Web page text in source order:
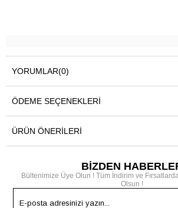
YORUMLAR(0)
ÖDEME SEÇENEKLERI
ÜRÜN ÖNERILERI
BİZDEN
Bültenimize Üye Olun ! Tüm İndirim ve
Olsun !